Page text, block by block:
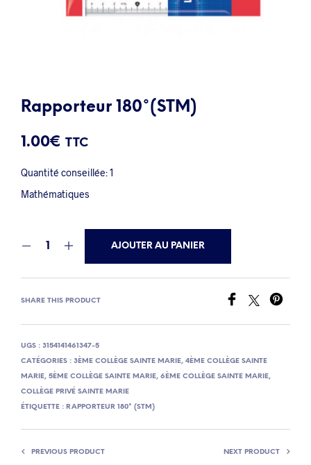
Rapporteur 180°(STM)
1.00€ TTC
Quantité conseillée: 1
Mathématiques
AJOUTER AU PANIER
SHARE THIS PRODUCT
UGS : 3154141461347-5
CATÉGORIES : 3ÈME COLLÈGE SAINTE MARIE, 4ÈME COLLÈGE SAINTE
MARIE, 5ÈME COLLÈGE SAINTE MARIE, 6ÈME COLLÈGE SAINTE MARIE,
COLLÈGE PRIVÉ SAINTE MARIE
ÉTIQUETTE : RAPPORTEUR 180° (STM)
PREVIOUS PRODUCT NEXT PRODUCT